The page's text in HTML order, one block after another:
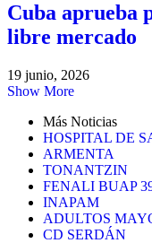
Cuba aprueba
libre mercado
19 junio, 2026
Show More
Más Noticias
HOSPITAL DE
ARMENTA
TONANTZIN
FENALI BUAP
INAPAM
ADULTOS
CD SERDÁN